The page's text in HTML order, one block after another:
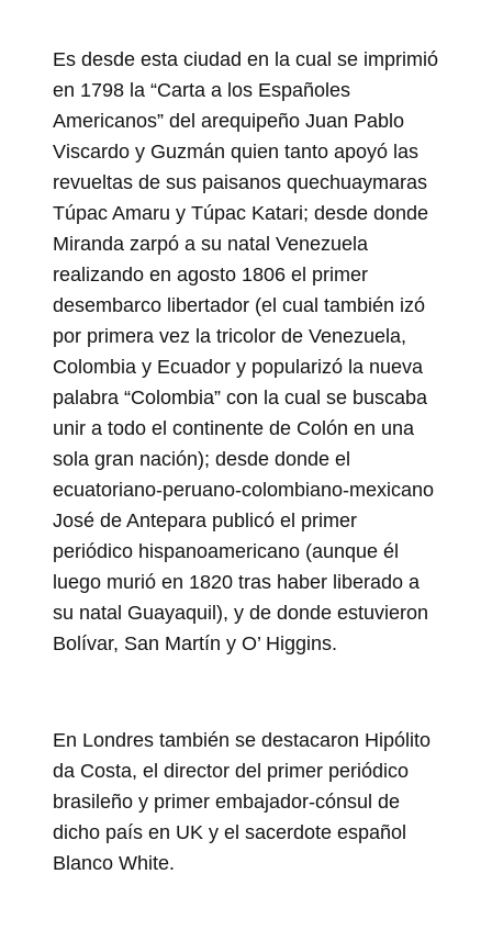
Es desde esta ciudad en la cual se imprimió
en 1798 la “Carta a los Españoles
Americanos” del arequipeño Juan Pablo
Viscardo y Guzmán quien tanto apoyó las
revueltas de sus paisanos quechuaymaras
Túpac Amaru y Túpac Katari; desde donde
Miranda zarpó a su natal Venezuela
realizando en agosto 1806 el primer
desembarco libertador (el cual también izó
por primera vez la tricolor de Venezuela,
Colombia y Ecuador y popularizó la nueva
palabra “Colombia” con la cual se buscaba
unir a todo el continente de Colón en una
sola gran nación); desde donde el
ecuatoriano-peruano-colombiano-mexicano
José de Antepara publicó el primer
periódico hispanoamericano (aunque él
luego murió en 1820 tras haber liberado a
su natal Guayaquil), y de donde estuvieron
Bolívar, San Martín y O’ Higgins.
En Londres también se destacaron Hipólito
da Costa, el director del primer periódico
brasileño y primer embajador-cónsul de
dicho país en UK y el sacerdote español
Blanco White.